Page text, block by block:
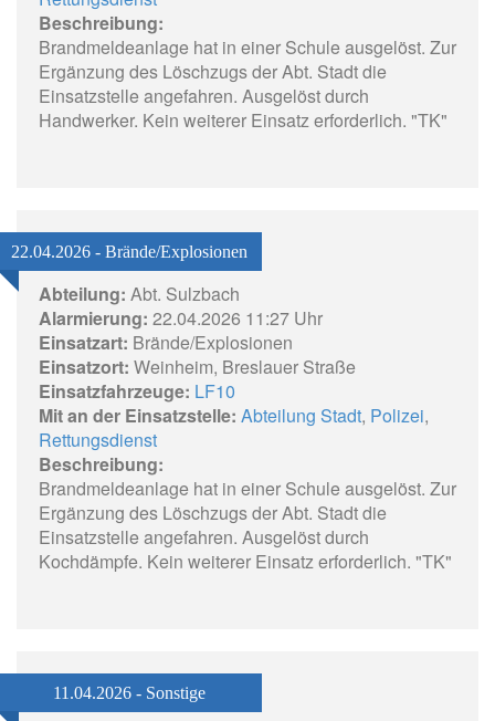
Beschreibung:
Brandmeldeanlage hat in einer Schule ausgelöst. Zur
Ergänzung des Löschzugs der Abt. Stadt die
Einsatzstelle angefahren. Ausgelöst durch
Handwerker. Kein weiterer Einsatz erforderlich. "TK"
22.04.2026 - Brände/Explosionen
Abteilung: Abt. Sulzbach
Alarmierung: 22.04.2026 11:27 Uhr
Einsatzart: Brände/Explosionen
Einsatzort: Weinheim, Breslauer Straße
Einsatzfahrzeuge: LF10
Mit an der Einsatzstelle: Abteilung Stadt, Polizei,
Rettungsdienst
Beschreibung:
Brandmeldeanlage hat in einer Schule ausgelöst. Zur
Ergänzung des Löschzugs der Abt. Stadt die
Einsatzstelle angefahren. Ausgelöst durch
Kochdämpfe. Kein weiterer Einsatz erforderlich. "TK"
11.04.2026 - Sonstige